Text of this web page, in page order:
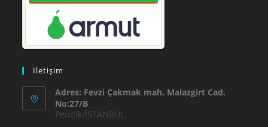
İletişim
Adres: Fevzi Çakmak mah. Malazgirt Cad.
No:27/B
Pendik/İSTANBUL